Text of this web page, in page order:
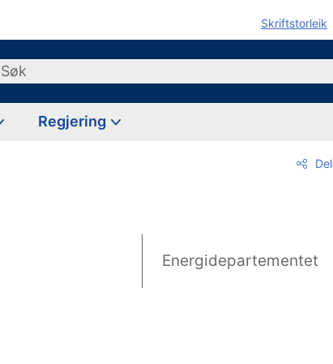
Skriftstorleik
Søk
Regjering
Del
Energidepartementet